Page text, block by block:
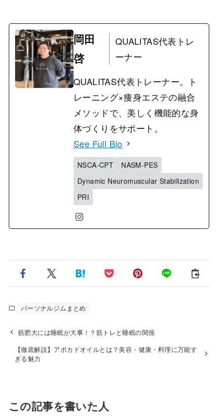
岡田
啓
QUALITAS代表トレ
ーナー
QUALITAS代表トレーナー。ト
レーニング×痩身エステの融合
メソッドで、美しく機能的な身
体づくりをサポート。
See Full Bio
NSCA-CPT
NASM-PES
Dynamic Neuromuscular Stabilization
PRI
パーソナルジムまとめ
筋肥大には睡眠が大事！？筋トレと睡眠の関係
【徹底解説】アボカドオイルとは？美容・健康・料理に万能す
ぎる魅力
この記事を書いた人